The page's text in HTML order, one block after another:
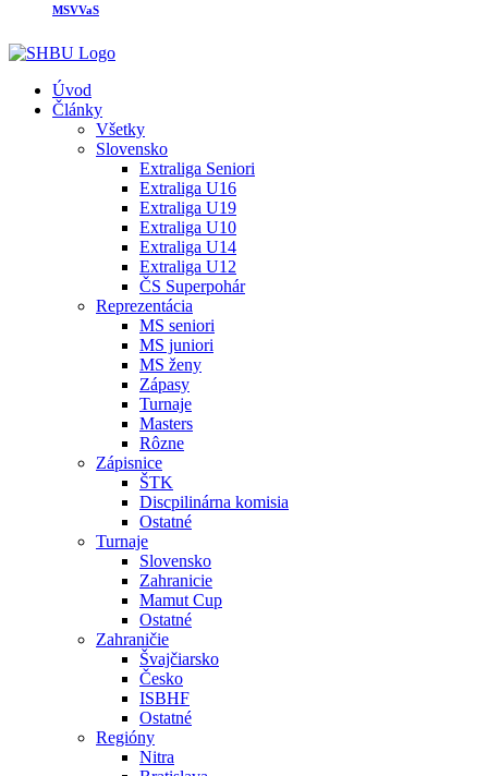
MSVVaS
Úvod
Články
Všetky
Slovensko
Extraliga Seniori
Extraliga U16
Extraliga U19
Extraliga U10
Extraliga U14
Extraliga U12
ČS Superpohár
Reprezentácia
MS seniori
MS juniori
MS ženy
Zápasy
Turnaje
Masters
Rôzne
Zápisnice
ŠTK
Discpilinárna komisia
Ostatné
Turnaje
Slovensko
Zahranicie
Mamut Cup
Ostatné
Zahraničie
Švajčiarsko
Česko
ISBHF
Ostatné
Regióny
Nitra